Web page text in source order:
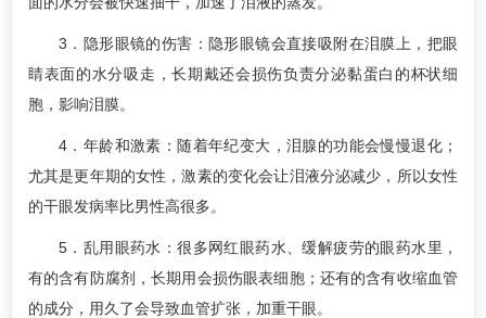
3．隐形眼镜的伤害：隐形眼镜会直接吸附在泪膜上，把眼
睛表面的水分吸走，长期戴还会损伤负责分泌黏蛋白的杯状细
胞，影响泪膜。
4．年龄和激素：随着年纪变大，泪腺的功能会慢慢退化；
尤其是更年期的女性，激素的变化会让泪液分泌减少，所以女性
的干眼发病率比男性高很多。
5．乱用眼药水：很多网红眼药水、缓解疲劳的眼药水里，
有的含有防腐剂，长期用会损伤眼表细胞；还有的含有收缩血管
的成分，用久了会导致血管扩张，加重干眼。